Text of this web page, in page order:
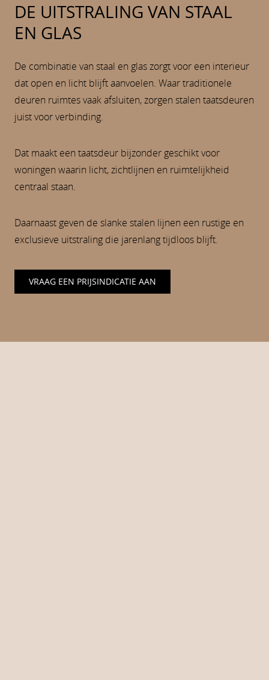
DE UITSTRALING VAN STAAL
EN GLAS
De combinatie van staal en glas zorgt voor een interieur
dat open en licht blijft aanvoelen. Waar traditionele
deuren ruimtes vaak afsluiten, zorgen stalen taatsdeuren
juist voor verbinding.
Dat maakt een taatsdeur bijzonder geschikt voor
woningen waarin licht, zichtlijnen en ruimtelijkheid
centraal staan.
Daarnaast geven de slanke stalen lijnen een rustige en
exclusieve uitstraling die jarenlang tijdloos blijft.
VRAAG EEN PRIJSINDICATIE AAN